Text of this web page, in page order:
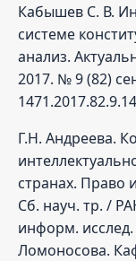
Кабышев С. В.
системе
анализ.
2017. № 9 (82)
Г.Н. Андреева.
странах. Право
Сб. науч. тр. /
информ.
Ломоносова.